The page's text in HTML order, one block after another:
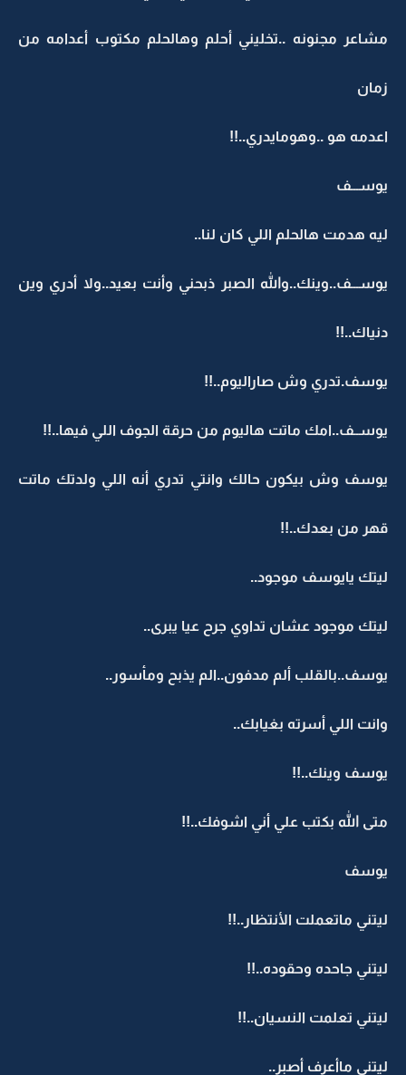
مشاعر مجنونه ..تخليني أحلم وهالحلم مكتوب أعدامه من
زمان
اعدمه هو ..وهومايدري..!!
يوســـف
ليه هدمت هالحلم اللي كان لنا..
يوســـف..وينك..والله الصبر ذبحني وأنت بعيد..ولا أدري وين
دنياك..!!
يوسف.تدري وش صاراليوم..!!
يوســف..امك ماتت هاليوم من حرقة الجوف اللي فيها..!!
يوسف وش بيكون حالك وانتي تدري أنه اللي ولدتك ماتت
قهر من بعدك..!!
ليتك يايوسف موجود..
ليتك موجود عشان تداوي جرح عيا يبرى..
يوسف..بالقلب ألم مدفون..الم يذبح ومأسور..
وانت اللي أسرته بغيابك..
يوسف وينك..!!
متى الله بكتب علي أني اشوفك..!!
يوسف
ليتني ماتعملت الأنتظار..!!
ليتني جاحده وحقوده..!!
ليتني تعلمت النسيان..!!
ليتني ماأعرف أصبر..